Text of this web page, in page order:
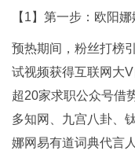
【1】第一步：欧阳
预热期间，粉丝打榜
试视频获得互联网大
超20家求职公众号借
多知网、九宫八卦、
娜网易有道词典代言